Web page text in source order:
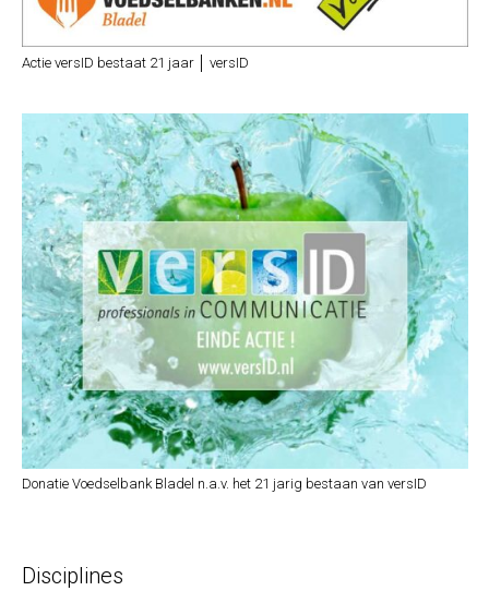
Actie versID bestaat 21 jaar │ versID
Donatie Voedselbank Bladel n.a.v. het 21 jarig bestaan van versID
Disciplines